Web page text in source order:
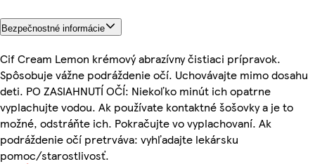
Bezpečnostné informácie
Cif Cream Lemon krémový abrazívny čistiaci prípravok.
Spôsobuje vážne podráždenie očí. Uchovávajte mimo dosahu
deti. PO ZASIAHNUTÍ OČÍ: Niekoľko minút ich opatrne
vyplachujte vodou. Ak používate kontaktné šošovky a je to
možné, odstráňte ich. Pokračujte vo vyplachovaní. Ak
podráždenie očí pretrváva: vyhľadajte lekársku
pomoc/starostlivosť.